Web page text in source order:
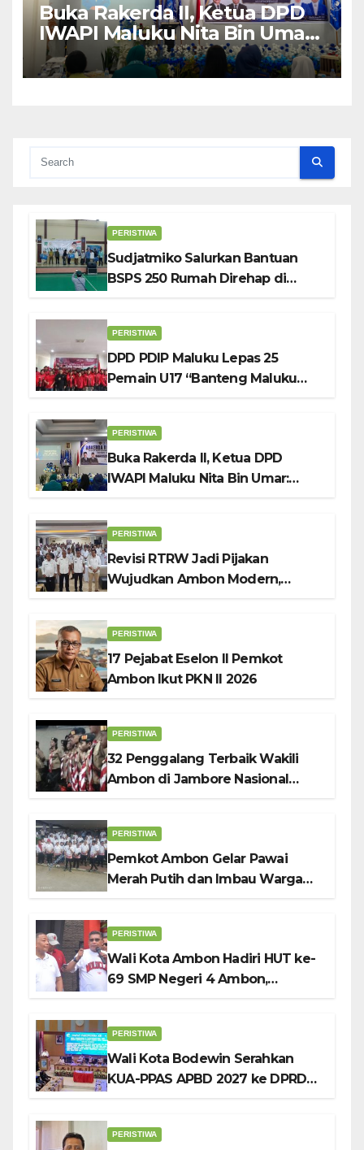
Buka Rakerda II, Ketua DPD
IWAPI Maluku Nita Bin Umar:
Perempuan Pengusaha Pilar
Penggerak UMKM
PERISTIWA
Sudjatmiko Salurkan Bantuan
BSPS 250 Rumah Direhap di
PERISTIWA
DPD PDIP Maluku Lepas 25
Pemain U17 “Banteng Maluku
PERISTIWA
Buka Rakerda II, Ketua DPD
IWAPI Maluku Nita Bin Umar:
PERISTIWA
Revisi RTRW Jadi Pijakan
Wujudkan Ambon Modern,
PERISTIWA
17 Pejabat Eselon II Pemkot
Ambon Ikut PKN II 2026
PERISTIWA
32 Penggalang Terbaik Wakili
Ambon di Jambore Nasional
PERISTIWA
Pemkot Ambon Gelar Pawai
Merah Putih dan Imbau Warga
PERISTIWA
Wali Kota Ambon Hadiri HUT ke-
69 SMP Negeri 4 Ambon,
PERISTIWA
Wali Kota Bodewin Serahkan
KUA-PPAS APBD 2027 ke DPRD
PERISTIWA